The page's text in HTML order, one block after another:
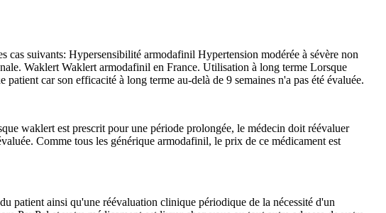
suivants: Hypersensibilité armodafinil Hypertension modérée à sévère non
Waklert Waklert armodafinil en France. Utilisation à long terme Lorsque
car son efficacité à long terme au-delà de 9 semaines n'a pas été évaluée.
waklert est prescrit pour une période prolongée, le médecin doit réévaluer
Comme tous les générique armodafinil, le prix de ce médicament est
ainsi qu'une réévaluation clinique périodique de la nécessité d'un